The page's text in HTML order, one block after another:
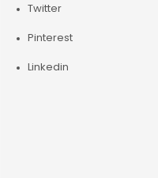
Twitter
Pinterest
Linkedin